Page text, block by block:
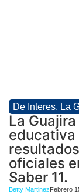
De Interes, La
La
educativa
oficiales
Saber 11.
Betty Martinez Febrero